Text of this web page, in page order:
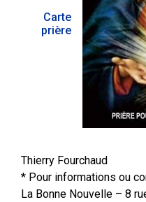
Carte
prière
Thierry Fourchaud
* Pour informations ou
La Bonne Nouvelle – 8